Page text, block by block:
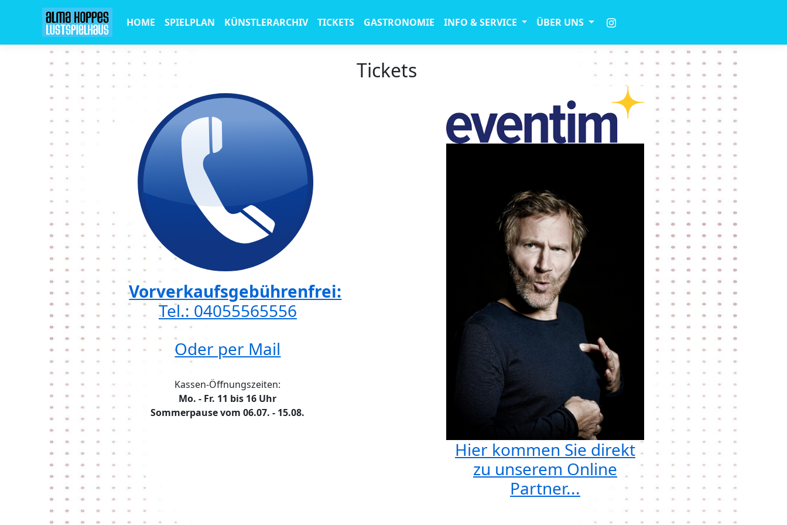
HOME SPIELPLAN KÜNSTLERARCHIV TICKETS GASTRONOMIE INFO & SERVICE ÜBER UNS
Tickets
Vorverkaufsgebührenfrei:
Tel.: 04055565556
Oder per Mail
Kassen-Öffnungszeiten:
Mo. - Fr. 11 bis 16 Uhr
Sommerpause vom 06.07. - 15.08.
Hier kommen Sie direkt
zu unserem Online
Partner...